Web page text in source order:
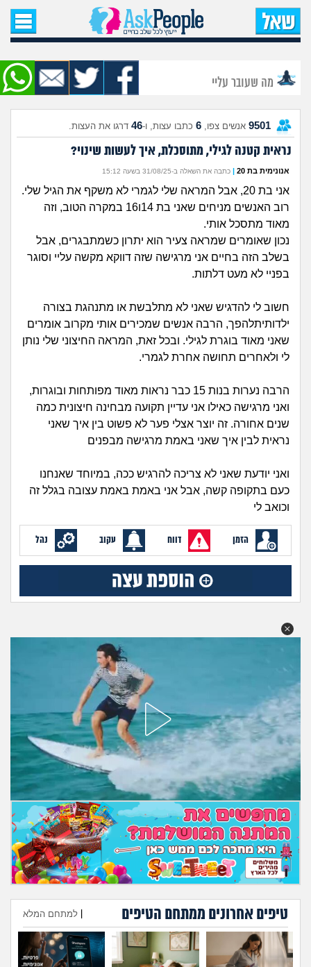
עמוד הבית
שאל שאלה
שאלות חדשות
שאלות שעוררו עניין
עצות חדשות
מה קורה כאן?
מתחם הטיפים
זוגיות
היריון ולידה
מתבגרים
לימודים וסטודנטים
עבודה וקריירה
חברים ואנשים
בית, שכנים ושותפים
שומרים על הגוף
פיננסי וכלכלה
בין הסדינים
חיות מחמד
יוקר המחיה
גאווה
חיפוש שאלות
הרשמה | התחברות
מה שעובר עליי
9501 אנשים צפו, 6 כתבו עצות, ו-46 דרגו את העצות.
נראית קטנה לגילי, מתוסכלת, איך לעשות שינוי?
אנונימית בת 20 | כתבה את השאלה ב-31/08/25 בשעה 15:12
אני בת 20, אבל המראה שלי לגמרי לא משקף את הגיל שלי.
רוב האנשים מניחים שאני בת 14ו16 במקרה הטוב, וזה
מאוד מתסכל אותי.
נכון שאומרים שמראה צעיר הוא יתרון כשמתבגרים, אבל
בשלב הזה בחיים אני מרגישה שזה דווקא מקשה עליי וסוגר
בפניי לא מעט דלתות.
חשוב לי להדגיש שאני לא מתלבשת או מתנהגת בצורה
ילדותיתלהפך, הרבה אנשים שמכירים אותי מקרוב אומרים
שאני מאוד בוגרת לגילי. ובכל זאת, המראה החיצוני שלי נותן
לי ולאחרים תחושה אחרת לגמרי.
הרבה נערות בנות 15 כבר נראות מאוד מפותחות ובוגרות,
ואני מרגישה כאילו אני עדיין תקועה מבחינה חיצונית כמה
שנים אחורה. זה יוצר אצלי פער לא פשוט בין איך שאני
נראית לבין איך שאני באמת מרגישה מבפנים
ואני יודעת שאני לא צריכה להרגיש ככה, במיוחד שאנחנו
כעם בתקופה קשה, אבל אני באמת באמת עצובה בגלל זה
וכואב לי
הזמן דווח עקוב נהל
טיפים אחרונים ממתחם הטיפים למתחם המלא
הוספת טיפ